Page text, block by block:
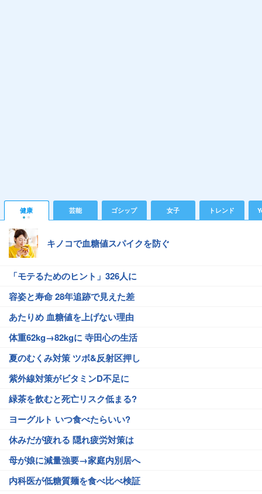
健康 芸能 ゴシップ 女子 トレンド
キノコで血糖値スパイクを防ぐ
「モテるためのヒント」326人に
容姿と寿命 28年追跡で見えた差
あたりめ 血糖値を上げない理由
体重62kg→82kgに 寺田心の生活
夏のむくみ対策 ツボ&反射区押し
紫外線対策がビタミンD不足に
緑茶を飲むと死亡リスク低まる?
ヨーグルト いつ食べたらいい?
休みだが疲れる 隠れ疲労対策は
母が娘に減量強要→家庭内別居へ
内科医が低糖質麺を食べ比べ検証